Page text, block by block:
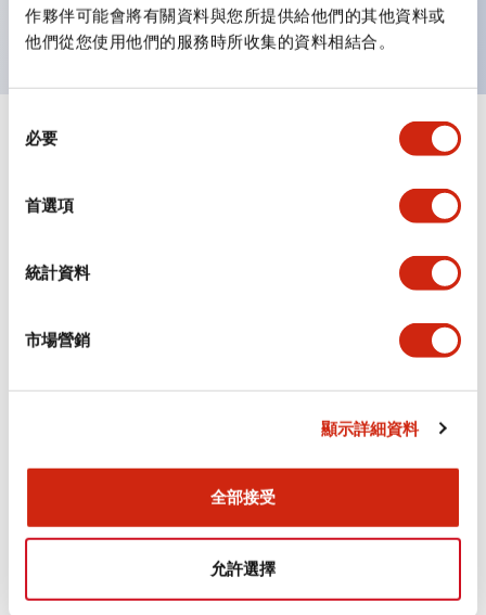
作夥伴可能會將有關資料與您所提供給他們的其他資料或
他們從您使用他們的服務時所收集的資料相結合。
必要
首選項
統計資料
市場營銷
顯示詳細資料
全部接受
允許選擇
主要機種具備UL、CSA認證及符合EN標準。
規格 顯示全部+
審美規範
認證與標準